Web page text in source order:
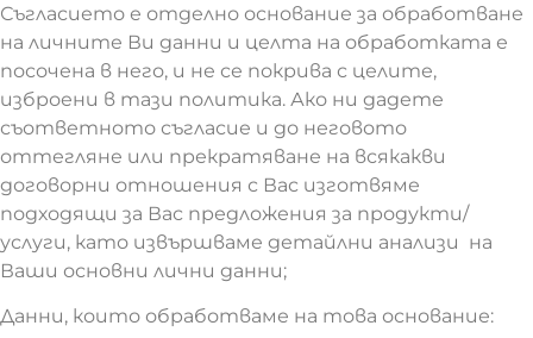
Съгласието е отделно основание за обработване
на личните Ви данни и целта на обработката е
посочена в него, и не се покрива с целите,
изброени в тази политика. Ако ни дадете
съответното съгласие и до неговото
оттегляне или прекратяване на всякакви
договорни отношения с Вас изготвяме
подходящи за Вас предложения за продукти/
услуги, като извършваме детайлни анализи на
Ваши основни лични данни;
Данни, които обработваме на това основание: